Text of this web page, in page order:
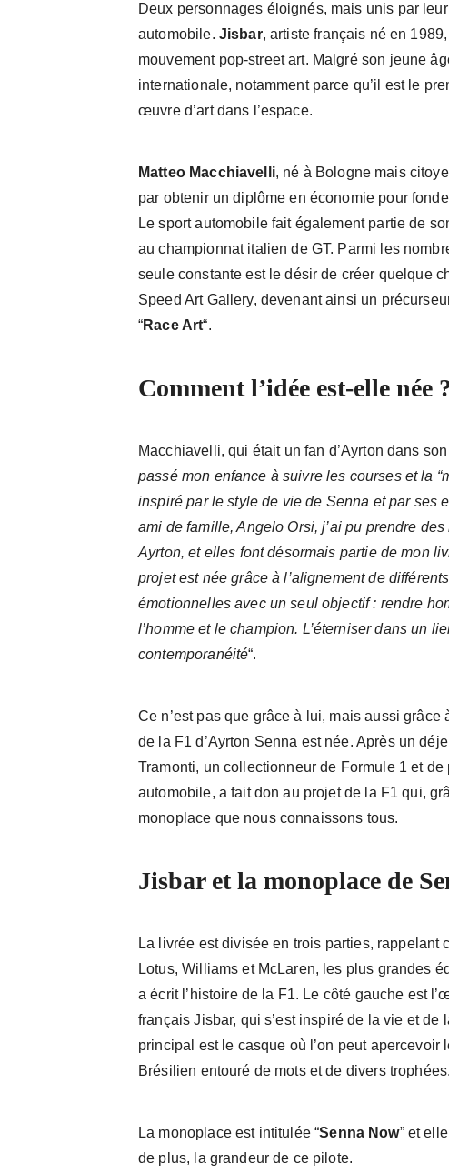
Deux personnages éloignés, mais unis par
automobile. Jisbar, artiste français né en
mouvement pop-street art. Malgré son jeune
internationale, notamment parce qu’il est le
œuvre d’art dans l’espace.
Matteo Macchiavelli, né à Bologne mais
par obtenir un diplôme en économie pour
Le sport automobile fait également partie de
au championnat italien de GT. Parmi les
seule constante est le désir de créer quelque
Speed Art Gallery, devenant ainsi un
“Race Art“.
Comment l’idée est-elle née
Macchiavelli, qui était un fan d’Ayrton dans
passé mon enfance à suivre les courses et la
inspiré par le style de vie de Senna et par ses
ami de famille, Angelo Orsi, j’ai pu prendre
Ayrton, et elles font désormais partie de mon
projet est née grâce à l’alignement de
émotionnelles avec un seul objectif : rendre
l’homme et le champion. L’éterniser dans un
contemporanéité“.
Ce n’est pas que grâce à lui, mais aussi grâce
de la F1 d’Ayrton Senna est née. Après un
Tramonti, un collectionneur de Formule 1 et
automobile, a fait don au projet de la F1 qui,
monoplace que nous connaissons tous.
Jisbar et la monoplace de
La livrée est divisée en trois parties, rappelant
Lotus, Williams et McLaren, les plus grandes
a écrit l’histoire de la F1. Le côté gauche est
français Jisbar, qui s’est inspiré de la vie et de
principal est le casque où l’on peut apercevoir
Brésilien entouré de mots et de divers trophées.
La monoplace est intitulée “Senna Now” et
de plus, la grandeur de ce pilote.